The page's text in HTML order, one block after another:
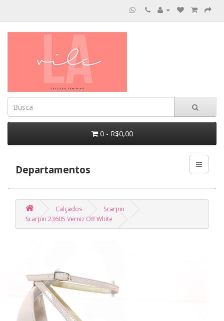
0 - R$0,00
Departamentos
Calçados
Scarpin
Scarpin 23605 Verniz Off White